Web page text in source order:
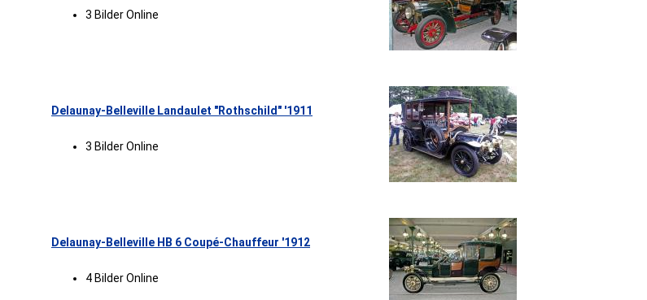
3 Bilder Online
Delaunay-Belleville Landaulet "Rothschild" '1911
3 Bilder Online
Delaunay-Belleville HB 6 Coupé-Chauffeur '1912
4 Bilder Online